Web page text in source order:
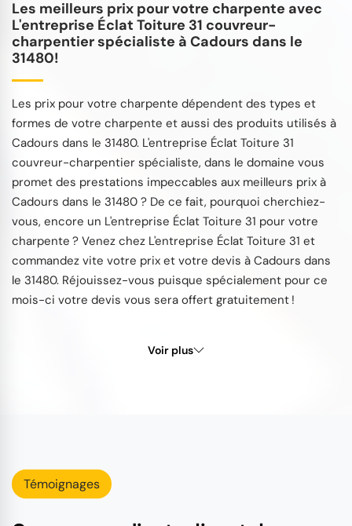
Les meilleurs prix pour votre charpente avec
L'entreprise Éclat Toiture 31 couvreur-
charpentier spécialiste à Cadours dans le
31480!
Les prix pour votre charpente dépendent des types et
formes de votre charpente et aussi des produits utilisés à
Cadours dans le 31480. L'entreprise Éclat Toiture 31
couvreur-charpentier spécialiste, dans le domaine vous
promet des prestations impeccables aux meilleurs prix à
Cadours dans le 31480 ? De ce fait, pourquoi cherchiez-
vous, encore un L'entreprise Éclat Toiture 31 pour votre
charpente ? Venez chez L'entreprise Éclat Toiture 31 et
commandez vite votre prix et votre devis à Cadours dans
le 31480. Réjouissez-vous puisque spécialement pour ce
mois-ci votre devis vous sera offert gratuitement !
Voir plus
Témoignages